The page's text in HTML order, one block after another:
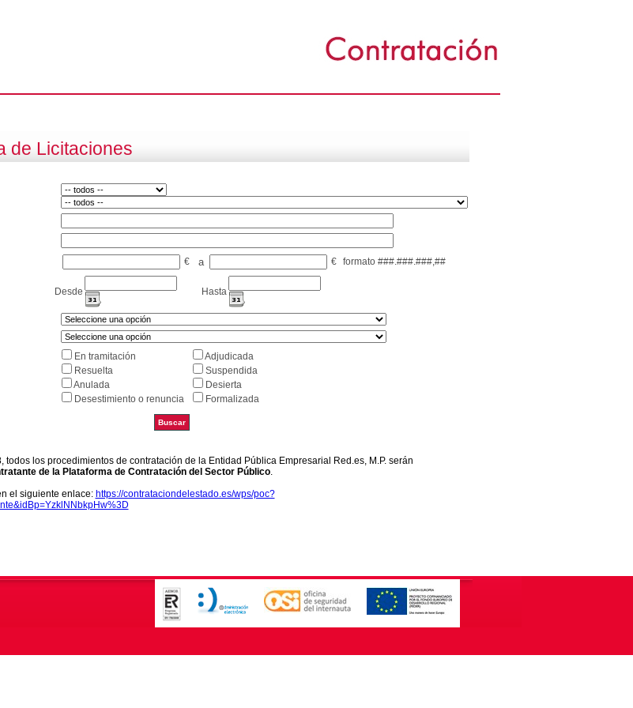
de Licitaciones
€ a € formato ###.###.###,##
Desde Hasta
En tramitación
Adjudicada
Resuelta
Suspendida
Anulada
Desierta
Desestimiento o renuncia
Formalizada
todos los procedimientos de contratación de la Entidad Pública Empresarial Red.es, M.P. serán
de la Plataforma de Contratación del Sector Público.
el siguiente enlace: https://contrataciondelestado.es/wps/poc?